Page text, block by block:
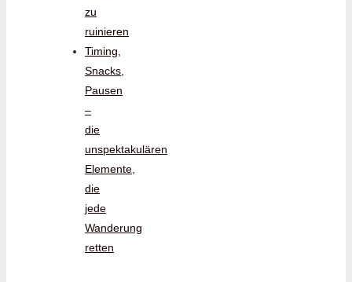
zu
ruinieren
Timing,
Snacks,
Pausen
–
die
unspektakulären
Elemente,
die
jede
Wanderung
retten